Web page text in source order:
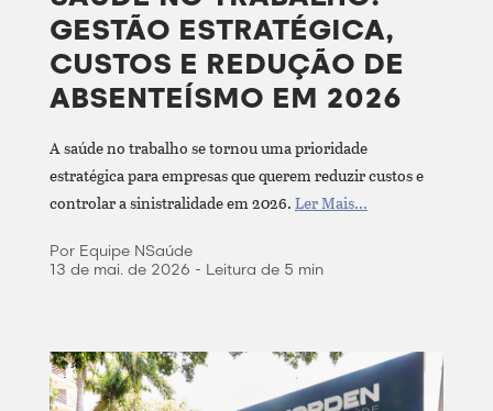
GESTÃO ESTRATÉGICA,
CUSTOS E REDUÇÃO DE
ABSENTEÍSMO EM 2026
A saúde no trabalho se tornou uma prioridade
estratégica para empresas que querem reduzir custos e
controlar a sinistralidade em 2026.Ler Mais...
Por Equipe NSaúde
13 de mai. de 2026 - Leitura de 5 min